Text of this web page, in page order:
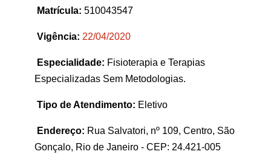
Matrícula: 510043547
Vigência: 22/04/2020
Especialidade: Fisioterapia e Terapias
Especializadas Sem Metodologias.
Tipo de Atendimento: Eletivo
Endereço: Rua Salvatori, nº 109, Centro, São
Gonçalo, Rio de Janeiro - CEP: 24.421-005